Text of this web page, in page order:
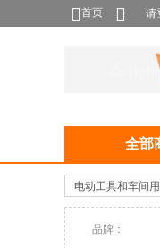
首页 请
全部
电动工具和车间
品牌：